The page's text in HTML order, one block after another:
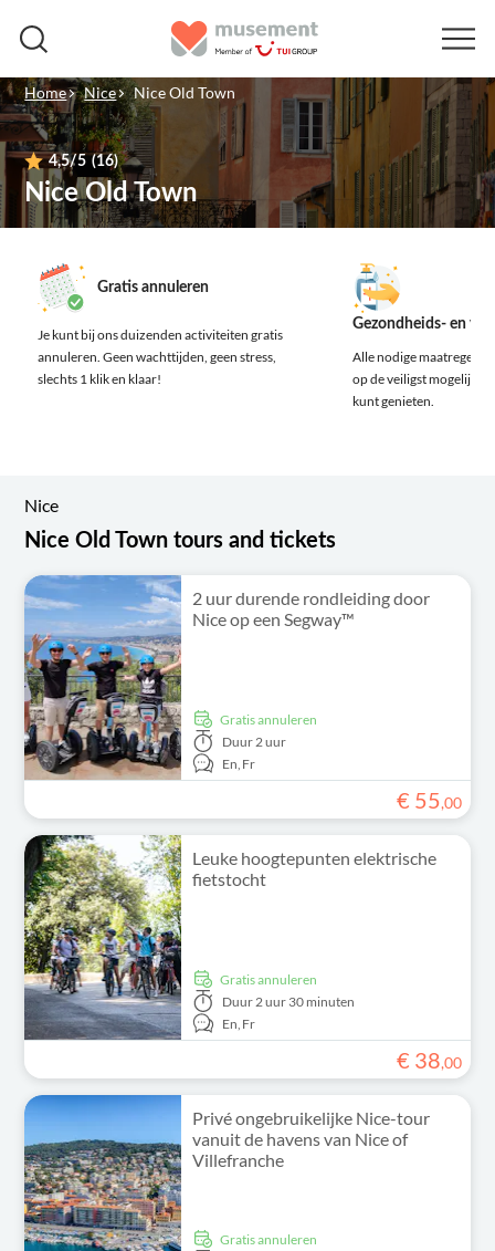
Home Nice Nice Old Town
4,5/5 (16)
Nice Old Town
Gratis annuleren
Je kunt bij ons duizenden activiteiten gratis
annuleren. Geen wachttijden, geen stress,
slechts 1 klik en klaar!
Gezondheids- en
Alle nodige
op de veiligst mogelijke
kunt genieten.
Nice
Nice Old Town tours and tickets
2 uur durende rondleiding door
Nice op een Segway™
Gratis annuleren
Duur 2 uur
En, Fr
€ 55,00
Leuke hoogtepunten elektrische
fietstocht
Gratis annuleren
Duur 2 uur 30 minuten
En, Fr
€ 38,00
Privé ongebruikelijke Nice-tour
vanuit de havens van Nice of
Villefranche
Gratis annuleren